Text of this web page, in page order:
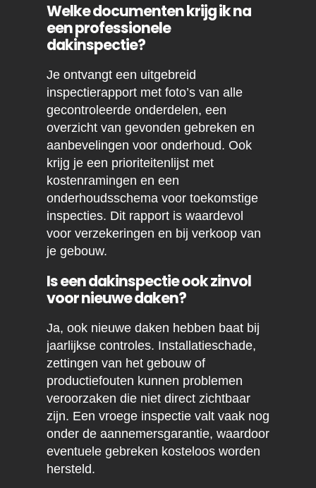
Welke documenten krijg ik na
een professionele
dakinspectie?
Je ontvangt een uitgebreid
inspectierapport met foto’s van alle
gecontroleerde onderdelen, een
overzicht van gevonden gebreken en
aanbevelingen voor onderhoud. Ook
krijg je een prioriteitenlijst met
kostenramingen en een
onderhoudsschema voor toekomstige
inspecties. Dit rapport is waardevol
voor verzekeringen en bij verkoop van
je gebouw.
Is een dakinspectie ook zinvol
voor nieuwe daken?
Ja, ook nieuwe daken hebben baat bij
jaarlijkse controles. Installatieschade,
zettingen van het gebouw of
productiefouten kunnen problemen
veroorzaken die niet direct zichtbaar
zijn. Een vroege inspectie valt vaak nog
onder de aannemersgarantie, waardoor
eventuele gebreken kosteloos worden
hersteld.